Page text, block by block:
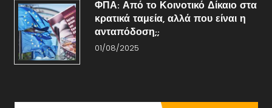
ΦΠΑ: Από το Κοινοτικό Δίκαιο στα
κρατικά ταμεία, αλλά που είναι η
ανταπόδοση;;
01/08/2025